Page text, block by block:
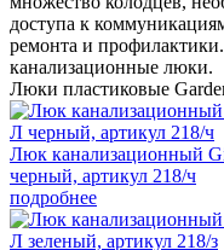
доступа к
ремонта и
канализационные люки.
Люки пластиковые
Люк канализационный
черный, артикул 218/ч
подробнее